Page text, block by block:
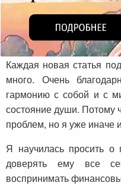
Каждая новая статья
много. Очень
гармонию с собой и с
состояние души. Потому
проблем, но я уже иначе
Я научилась просить
доверять ему все
воспринимать